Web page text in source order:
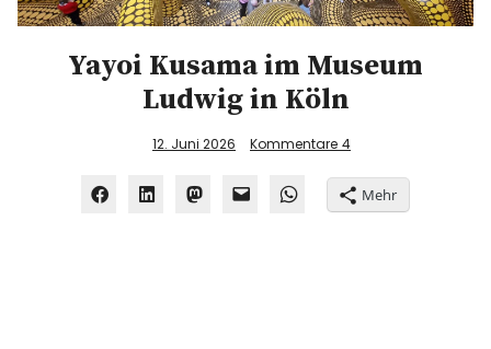
Konzerte
Museen bei…
Bloggerreisen
Über mich
Yayoi Kusama im Museum
Ludwig in Köln
12. Juni 2026 Kommentare 4
Mehr